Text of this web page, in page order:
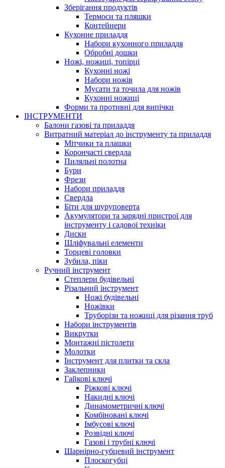
Зберігання продуктів
Термоси та пляшки
Контейнери
Кухонне приладдя
Набори кухонного приладдя
Обробні дошки
Ножі, ножиці, топірці
Кухонні ножі
Набори ножів
Мусати та точила для ножів
Кухонні ножиці
Форми та противні для випічки
ІНСТРУМЕНТИ
Балони газові та приладдя
Витратний матеріал до інструменту та приладдя
Мітчики та плашки
Корончасті свердла
Пиляльні полотна
Бури
Фрези
Набори приладдя
Свердла
Біти для шуруповерта
Акумулятори та зарядні пристрої для
інструменту і садової техніки
Диски
Шліфувальні елементи
Торцеві головки
Зубила, піки
Ручний інструмент
Степлери будівельні
Різальний інструмент
Ножі будівельні
Ножівки
Труборізи та ножиці для різання труб
Набори інструментів
Викрутки
Монтажні пістолети
Молотки
Інструмент для плитки та скла
Заклепники
Гайкові ключі
Ріжкові ключі
Накидні ключі
Динамометричні ключі
Комбіновані ключі
Імбусові ключі
Розвідні ключі
Газові і трубні ключі
Шарнірно-губцевий інструмент
Плоскогубцi